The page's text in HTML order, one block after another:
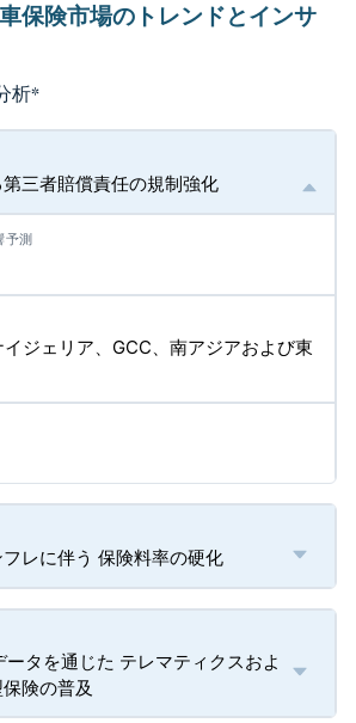
保険市場のトレンドとインサ
析*
三者賠償責任の規制強化
ジェリア、GCC、南アジアおよび東
レに伴う 保険料率の硬化
ータを通じた テレマティクスおよ
険の普及